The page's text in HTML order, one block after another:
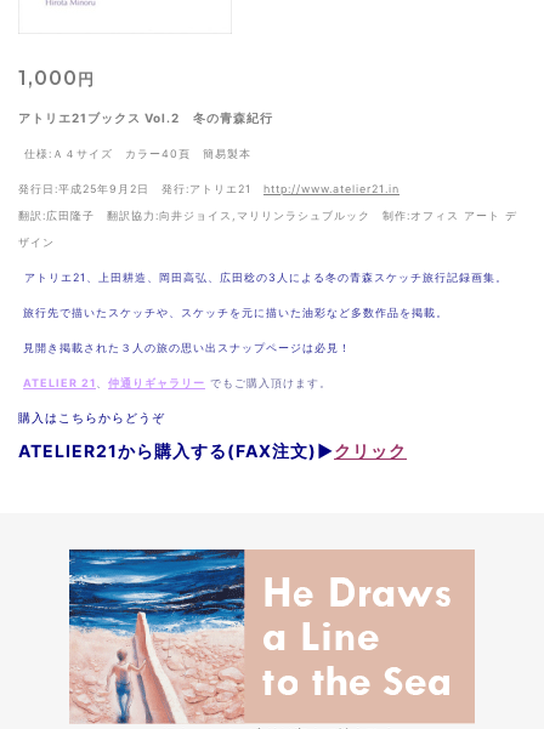
1,000 円
アトリエ21ブックス Vol.2 冬の青森紀行
仕様:Ａ４サイズ カラー40頁 簡易製本
発行日:平成25年9月2日 発行:アトリエ21 http://www.atelier21.in
翻訳:広田隆子 翻訳協力:向井ジョイス,マリリンラシュブルック 制作:オフィス アート デ
ザイン
アトリエ21、上田耕造、岡田高弘、広田稔の3人による冬の青森スケッチ旅行記録画集。
旅行先で描いたスケッチや、スケッチを元に描いた油彩など多数作品を掲載
見開き掲載された３人の旅の思い出スナップページは必見！
ATELIER 21 仲通りギャラリー でも ご購入頂けます。
購入はこちらからどうぞ
ATELIER21から購入する(FAX注文)▶クリック